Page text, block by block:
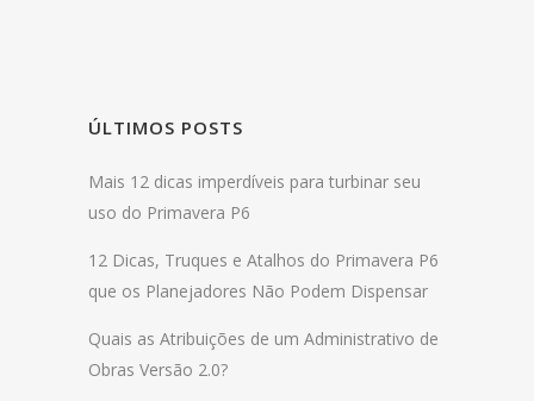
ÚLTIMOS POSTS
Mais 12 dicas imperdíveis para turbinar seu
uso do Primavera P6
12 Dicas, Truques e Atalhos do Primavera P6
que os Planejadores Não Podem Dispensar
Quais as Atribuições de um Administrativo de
Obras Versão 2.0?